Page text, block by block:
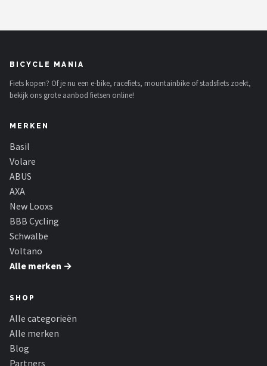
BICYCLE MANIA
Fiets kopen? Of je nu een e-bike, racefiets, mountainbike of stadsfiets zoekt,
bekijk ons grote aanbod fietsen online!
MERKEN
Basil
Volare
ABUS
AXA
New Looxs
BBB Cycling
Schwalbe
Voltano
Alle merken →
SHOP
Alle categorieën
Alle merken
Blog
Partners